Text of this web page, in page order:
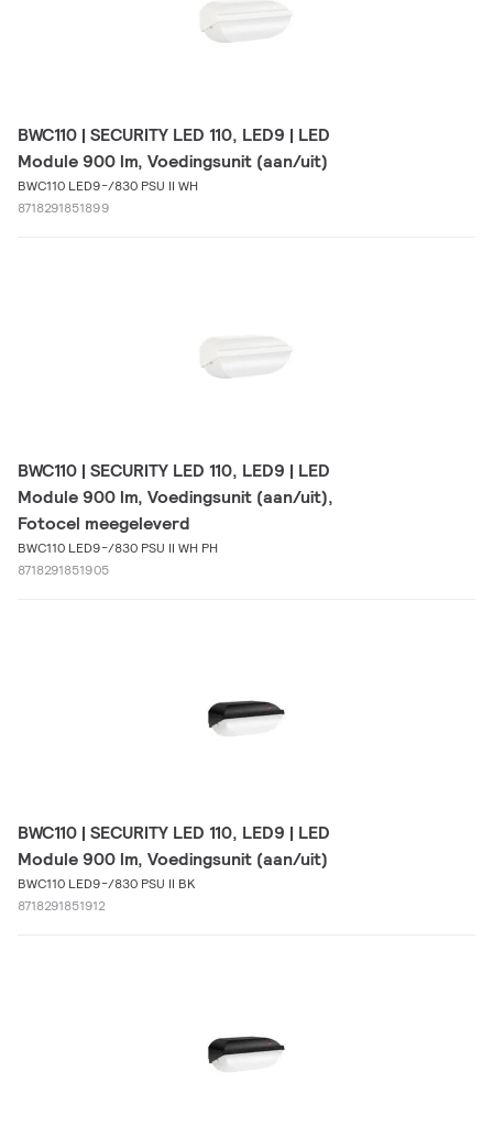
BWC110 | SECURITY LED 110, LED9 | LED
Module 900 lm, Voedingsunit (aan/uit)
BWC110 LED9-/830 PSU II WH
8718291851899
BWC110 | SECURITY LED 110, LED9 | LED
Module 900 lm, Voedingsunit (aan/uit),
Fotocel meegeleverd
BWC110 LED9-/830 PSU II WH PH
8718291851905
BWC110 | SECURITY LED 110, LED9 | LED
Module 900 lm, Voedingsunit (aan/uit)
BWC110 LED9-/830 PSU II BK
8718291851912